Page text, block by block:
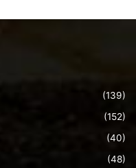
(139)
(152)
(40)
(48)